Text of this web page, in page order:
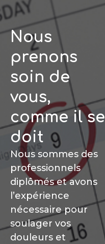
Nous
prenons
soin de
vous,
comme il se
doit
Nous sommes des
professionnels
diplômés et avons
l’expérience
nécessaire pour
soulager vos
douleurs et